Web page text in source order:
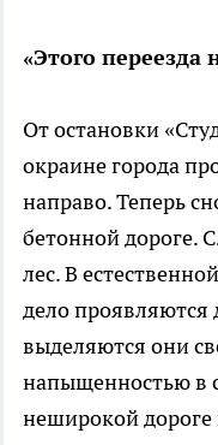
«Этого переезда
От остановки
окраине города
направо. Теперь
бетонной дороге.
лес. В
дело проявляются
выделяются они
напыщенностью в
неширокой